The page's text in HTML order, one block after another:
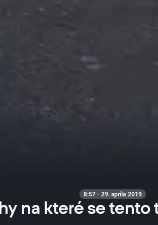
8:57 · 29. apríla 2019
na které se tento